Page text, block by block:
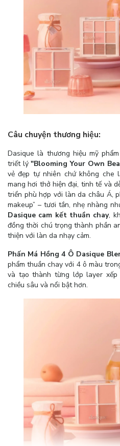
Câu chuyện thương hiệu:
Dasique là thương hiệu mỹ
triết lý"Blooming Your Own
vẻ đẹp tự nhiên chứ không che
mang hơi thở hiện đại, tinh tế và
triển phù hợp với làn da châu Á,
makeup” – tươi tắn, nhẹ nhàng
Dasique cam kết thuần chay,
đồng thời chú trọng thành phần
thiện với làn da nhạy cảm.
Phấn Má Hồng 4 Ô Dasique
phẩm thuần chay với 4 ô màu
và tạo thành từng lớp layer
chiều sâu và nổi bật hơn.